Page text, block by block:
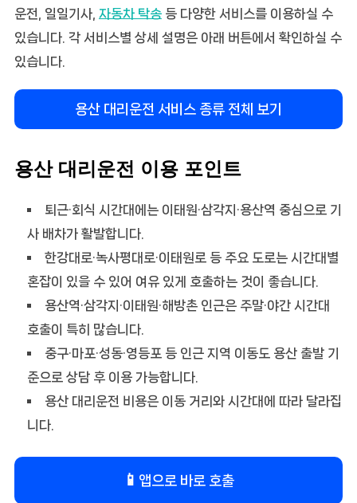
운전, 일일기사, 자동차 탁송등 다양한 서비스를 이용하실 수
있습니다. 각 서비스별 상세 설명은 아래 버튼에서 확인하실 수
있습니다.
용산 대리운전 서비스 종류 전체 보기
용산 대리운전 이용 포인트
퇴근·회식 시간대에는 이태원·삼각지·용산역 중심으로 기
사 배차가 활발합니다.
한강대로·녹사평대로·이태원로 등 주요 도로는 시간대별
혼잡이 있을 수 있어 여유 있게 호출하는 것이 좋습니다.
용산역·삼각지·이태원·해방촌 인근은 주말·야간 시간대
호출이 특히 많습니다.
중구·마포·성동·영등포 등 인근 지역 이동도 용산 출발 기
준으로 상담 후 이용 가능합니다.
용산 대리운전 비용은 이동 거리와 시간대에 따라 달라집
니다.
📱 앱으로 바로 호출